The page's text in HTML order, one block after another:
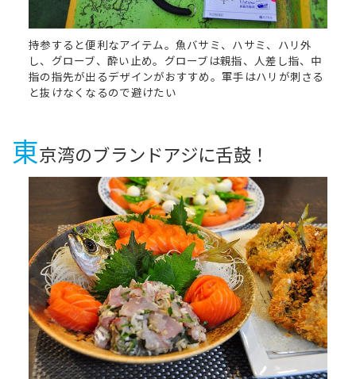
持参すると便利なアイテム。魚バサミ、ハサミ、ハリ外
し、グローブ、酔い止め。グローブは親指、人差し指、中
指の指先が出るデザインがおすすめ。軍手はハリが刺さる
と抜けなくなるので避けたい
東京湾のブランドアジに舌鼓！